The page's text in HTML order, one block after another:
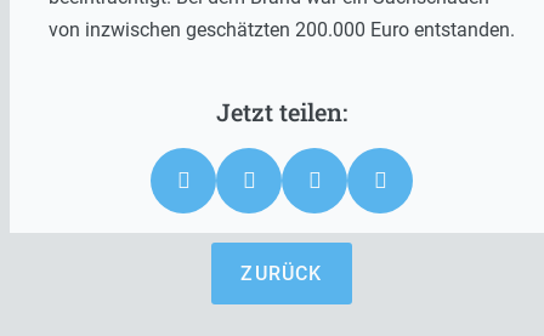
von inzwischen geschätzten 200.000 Euro entstanden.
ZURÜCK